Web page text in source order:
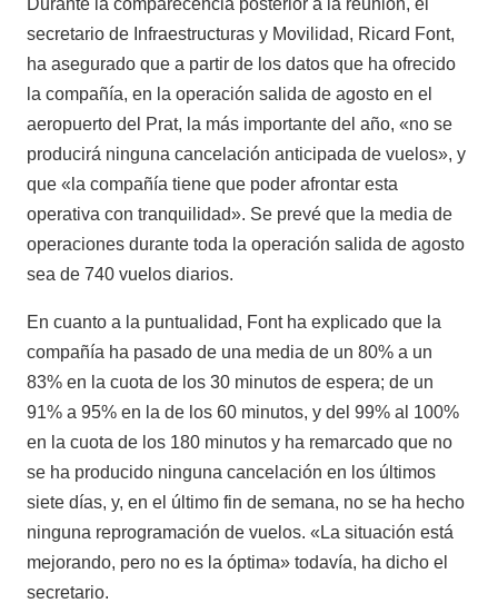
Durante la comparecencia posterior a la reunión, el
secretario de Infraestructuras y Movilidad, Ricard Font,
ha asegurado que a partir de los datos que ha ofrecido
la compañía, en la operación salida de agosto en el
aeropuerto del Prat, la más importante del año, «no se
producirá ninguna cancelación anticipada de vuelos», y
que «la compañía tiene que poder afrontar esta
operativa con tranquilidad». Se prevé que la media de
operaciones durante toda la operación salida de agosto
sea de 740 vuelos diarios.
En cuanto a la puntualidad, Font ha explicado que la
compañía ha pasado de una media de un 80% a un
83% en la cuota de los 30 minutos de espera; de un
91% a 95% en la de los 60 minutos, y del 99% al 100%
en la cuota de los 180 minutos y ha remarcado que no
se ha producido ninguna cancelación en los últimos
siete días, y, en el último fin de semana, no se ha hecho
ninguna reprogramación de vuelos. «La situación está
mejorando, pero no es la óptima» todavía, ha dicho el
secretario.